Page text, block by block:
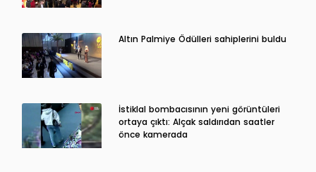
Altın Palmiye Ödülleri sahiplerini buldu
İstiklal bombacısının yeni görüntüleri
ortaya çıktı: Alçak saldırıdan saatler
önce kamerada